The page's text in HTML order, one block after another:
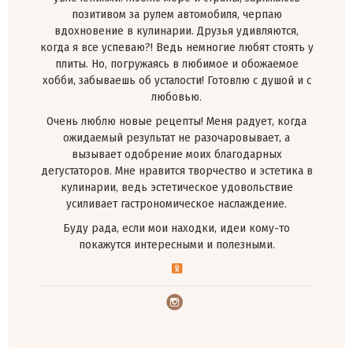
позитивом за рулем автомобиля, черпаю
вдохновение в кулинарии. Друзья удивляются,
когда я все успеваю?! Ведь немногие любят стоять у
плиты. Но, погружаясь в любимое и обожаемое
хобби, забываешь об усталости! Готовлю с душой и с
любовью.
Очень люблю новые рецепты! Меня радует, когда
ожидаемый результат не разочаровывает, а
вызывает одобрение моих благодарных
дегустаторов. Мне нравится творчество и эстетика в
кулинарии, ведь эстетическое удовольствие
усиливает гастрономическое наслаждение.
Буду рада, если мои находки, идеи кому-то
покажутся интересными и полезными.